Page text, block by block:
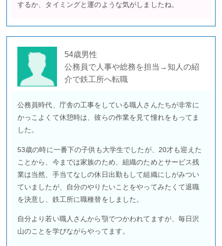
するか、タイミングと運のような気がしましたね。
54歳男性
公務員で人事や総務を担当→知人の紹
介で鉄工所へ転職
公務員時代、庁舎の工事をしている職人さんたちが非常に
かっこよくて休憩時は、彼らの作業を見て憧れをもってま
した。
53歳の時に一番下の子供も大学生でしたが、20才も迎えた
ことから、今までは家族のため、組織のためとサービス残
業は当然、手当てなしの休日出勤もして組織にしがみつい
ていましたが、自分のやりたいことをやってみたくて退職
を決意し、鉄工所に職種替をしました。
自分より若い職人さんから顎でつかわれてますが、毎日沢
山のことを学びながらやってます。